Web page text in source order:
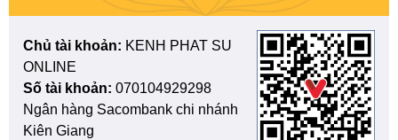
Chủ tài khoản: KENH PHAT SU
ONLINE
Số tài khoản: 070104929298
Ngân hàng Sacombank chi nhánh
Kiên Giang